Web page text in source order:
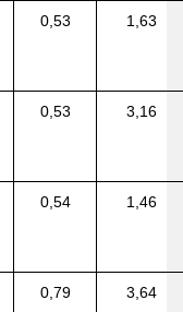
0,53 1,63
0,53 3,16
0,54 1,46
0,79 3,64